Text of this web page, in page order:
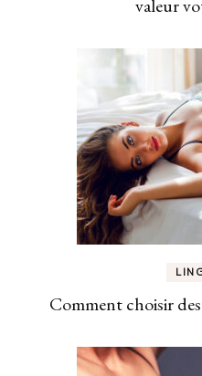
valeur
Comment choisir